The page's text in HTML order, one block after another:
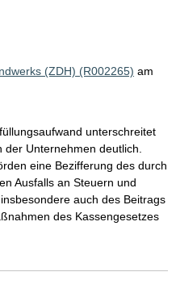
(ZDH) (R002265) am
unterschreitet
Unternehmen deutlich.
eine Bezifferung des durch
Ausfalls an Steuern und
auch des Beitrags
des Kassengesetzes